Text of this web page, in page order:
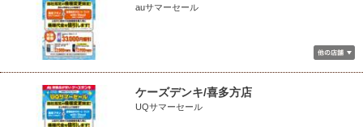
auサマーセール
ケーズデンキ/喜多方店
UQサマーセール